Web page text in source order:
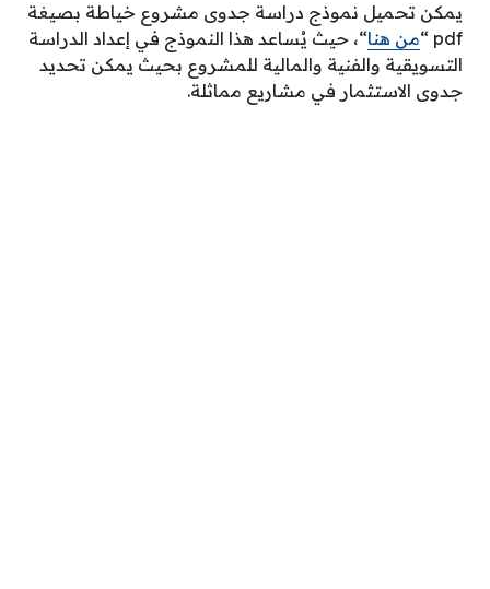
يمكن تحميل نموذج دراسة جدوى مشروع خياطة بصيغة
pdf “
من هنا“، حيث يُساعد هذا النموذج في إعداد الدراسة
التسويقية والفنية والمالية للمشروع بحيث يمكن تحديد
جدوى الاستثمار في مشاريع مماثلة.